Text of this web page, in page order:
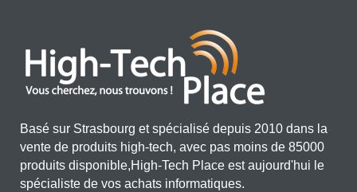
Basé sur Strasbourg et spécialisé depuis 2010 dans la
vente de produits high-tech, avec pas moins de 85000
produits disponible,High-Tech Place est aujourd'hui le
spécialiste de vos achats informatiques.